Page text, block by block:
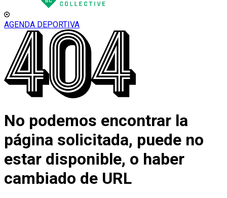
AGENDA DEPORTIVA
No podemos encontrar la
página solicitada, puede no
estar disponible, o haber
cambiado de URL